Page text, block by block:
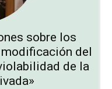
sobre los
del
de la